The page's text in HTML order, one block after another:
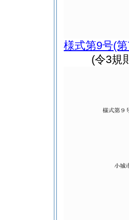
様式第9号(
(令3規